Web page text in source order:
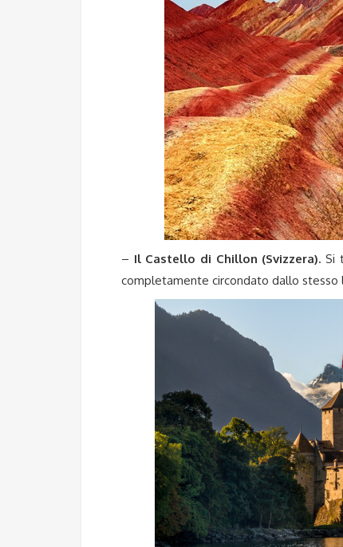
– Il Castello di Chillon (Svizzera). Si
completamente circondato dallo stesso